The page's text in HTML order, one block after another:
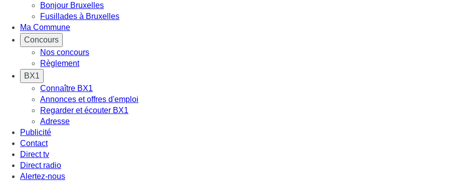
Bonjour Bruxelles
Fusillades à Bruxelles
Ma Commune
Concours
Nos concours
Règlement
BX1
Connaître BX1
Annonces et offres d'emploi
Regarder et écouter BX1
Adresse
Publicité
Contact
Direct tv
Direct radio
Alertez-nous